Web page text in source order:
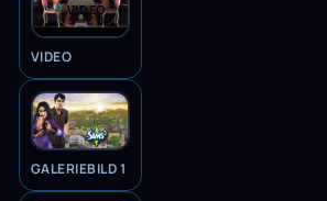
VIDEO
VIDEO
GALERIEBILD 1